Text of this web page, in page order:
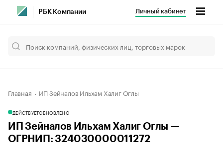
РБК Компании Личный кабинет
Главная ИП Зейналов Ильхам Халиг Оглы
ДЕЙСТВУЕТОБНОВЛЕНО
ИП Зейналов Ильхам Халиг Оглы —
ОГРНИП: 324030000011272